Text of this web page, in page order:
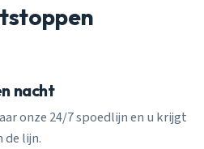
nacht
onze 24/7 spoedlijn en u krijgt
de lijn.